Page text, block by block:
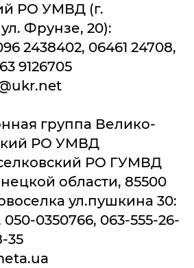
РО УМВД (г.
Фрунзе, 20):
2438402, 06461 24708,
9126705
группа Велико-
РО УМВД
РО ГУМВД
области, 85500
ул.пушкина 30:
0350766, 063-555-26-
35